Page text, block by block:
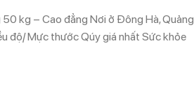
kg – Cao đẳng Nơi ở Đông Hà, Quảng
độ/ Mực thước Qúy giá nhất Sức khỏe